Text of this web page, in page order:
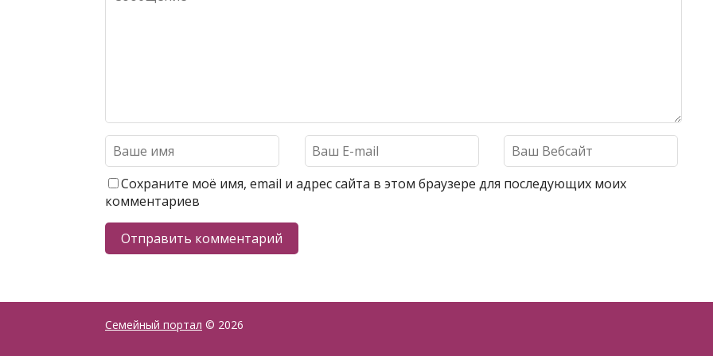
Сохраните моё имя, email и адрес сайта в этом браузере для последующих моих
комментариев
Семейный портал © 2026